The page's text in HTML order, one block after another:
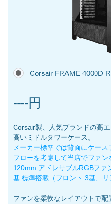
Corsair FRAME 4000D
----円
Corsair製、人気ブランドの高
高いミドルタワーケース。
メーカー標準では背面にケー
フローを考慮して当店でファン
120mm アドレサブルRGBファ
基 標準搭載（フロント 3基、リ
ファンを柔軟なレイアウトで